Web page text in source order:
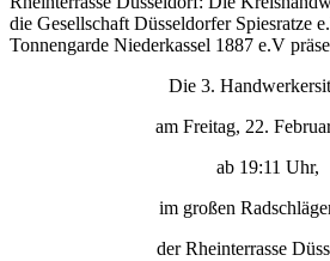
die Gesellschaft Düsseldorfer Spiesratze
Tonnengarde Niederkassel 1887 e.V
Die 3.
am Freitag, 22.
ab 19:11 Uhr,
im großen
der Rheinterrasse